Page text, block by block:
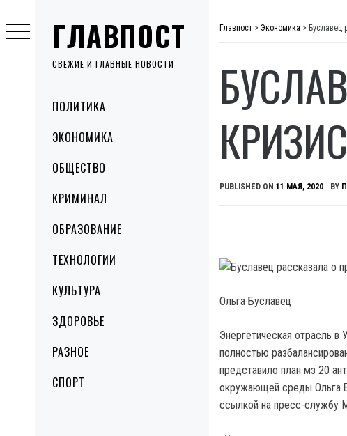
ГЛАВПОСТ
СВЕЖИЕ И ГЛАВНЫЕ НОВОСТИ
MenuПОЛИТИКА
ЭКОНОМИКА
ОБЩЕСТВО
КРИМИНАЛ
ОБРАЗОВАНИЕ
ТЕХНОЛОГИИ
КУЛЬТУРА
ЗДОРОВЬЕ
РАЗНОЕ
СПОРТ
to
content
Главпост > Экономика > Буславец
PUBLISHED ON 11 МАЯ, 2020 BY
Ольга Буславец
Энергетическая отрасль в
полностью
представило план мз 20
окружающей среды Ольга
ссылкой на пресс-службу